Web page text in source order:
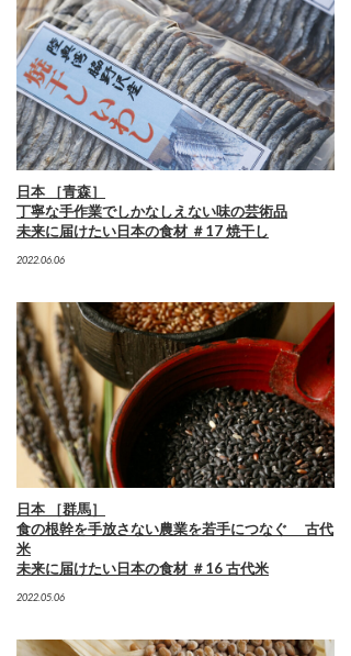
日本 ［青森］
丁寧な手作業でしかなしえない味の芸術品
未来に届けたい日本の食材 ＃17 焼干し
2022.06.06
日本 ［群馬］
食の根幹を手放さない農業を若手につなぐ 古代
米
未来に届けたい日本の食材 ＃16 古代米
2022.05.06